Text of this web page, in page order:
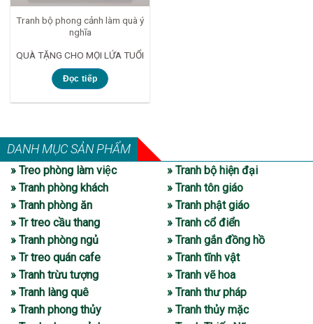
Tranh bộ phong cảnh làm quà ý
nghĩa
QUÀ TẶNG CHO MỌI LỨA TUỔI
Đọc tiếp
DANH MỤC SẢN PHẨM
» Treo phòng làm việc
» Tranh phòng khách
» Tranh phòng ăn
» Tr treo cầu thang
» Tranh phòng ngủ
» Tr treo quán cafe
» Tranh trừu tượng
» Tranh làng quê
» Tranh phong thủy
» Tranh bộ hiện đại
» Tranh tôn giáo
» Tranh phật giáo
» Tranh cổ điển
» Tranh gắn đồng hồ
» Tranh tĩnh vật
» Tranh vẽ hoa
» Tranh thư pháp
» Tranh thủy mặc